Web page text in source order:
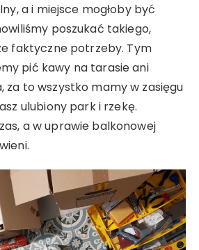
a i miejsce mogłoby być
poszukać takiego,
faktyczne potrzeby. Tym
pić kawy na tarasie ani
za to wszystko mamy w zasięgu
ulubiony park i rzekę.
a w uprawie balkonowej